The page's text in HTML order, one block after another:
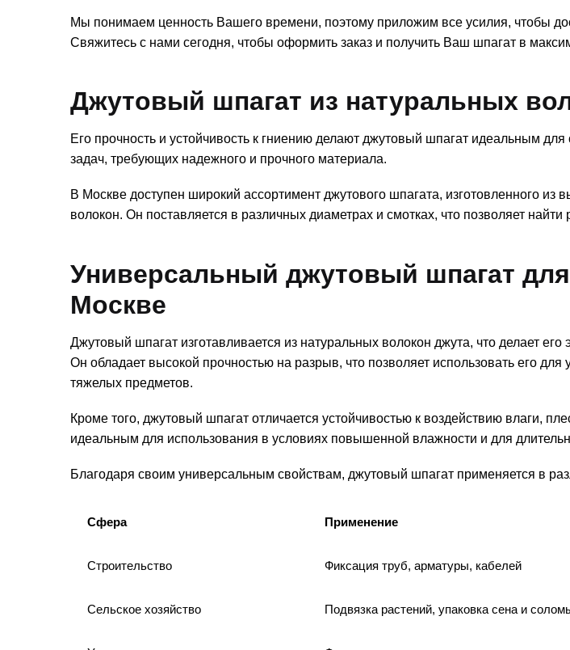
Мы понимаем ценность Вашего времени, поэтому приложим все усилия, чтобы
Свяжитесь с нами сегодня, чтобы оформить заказ и получить Ваш шпагат в
Джутовый шпагат из натуральных
Его прочность и устойчивость к гниению делают джутовый шпагат идеальным для
задач, требующих надежного и прочного материала.
В Москве доступен широкий ассортимент джутового шпагата, изготовленного из
волокон. Он поставляется в различных диаметрах и смотках, что позволяет
Универсальный джутовый шпагат
Москве
Джутовый шпагат изготавливается из натуральных волокон джута, что делает
Он обладает высокой прочностью на разрыв, что позволяет использовать его
тяжелых предметов.
Кроме того, джутовый шпагат отличается устойчивостью к воздействию влаги,
идеальным для использования в условиях повышенной влажности и для
Благодаря своим универсальным свойствам, джутовый шпагат применяется в
Сфера Применение
Строительство Фиксация труб, арматуры, кабелей
Сельское хозяйство Подвязка растений, упаковка сена и